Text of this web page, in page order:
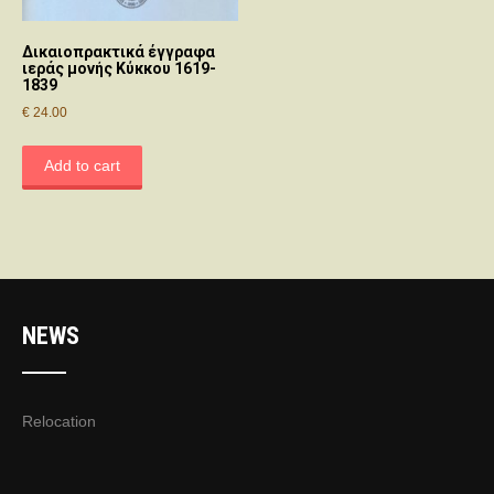
Δικαιοπρακτικά έγγραφα
ιεράς μονής Κύκκου 1619-
1839
€ 24.00
Add to cart
NEWS
Relocation